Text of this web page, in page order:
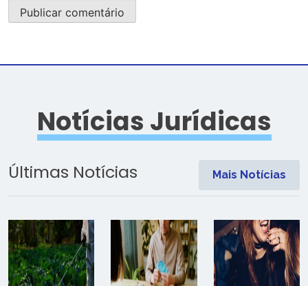
Notícias Jurídicas
Últimas Notícias Mais Notícias